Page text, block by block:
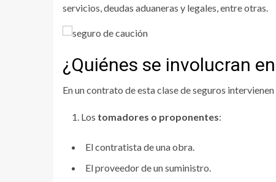
servicios, deudas aduaneras y legales, entre otras.
¿Quiénes se involucran
En un contrato de esta clase de seguros
Los tomadores o proponentes:
El contratista de una obra.
El proveedor de un suministro.